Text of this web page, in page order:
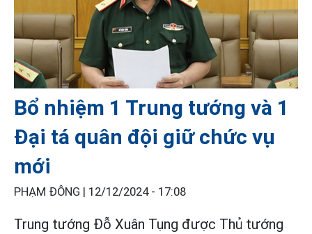
Bổ nhiệm 1 Trung tướng và 1
Đại tá quân đội giữ chức vụ
mới
PHẠM ĐÔNG | 12/12/2024 - 17:08
Trung tướng Đỗ Xuân Tụng được Thủ tướng